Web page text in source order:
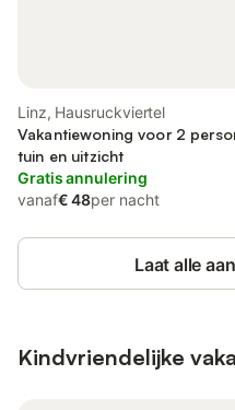
Linz, Hausruckviertel
Vakantiewoning voor 2
tuin en uitzicht
Gratis annulering
vanaf€ 48per nacht
Laat alle
Kindvriendelijke